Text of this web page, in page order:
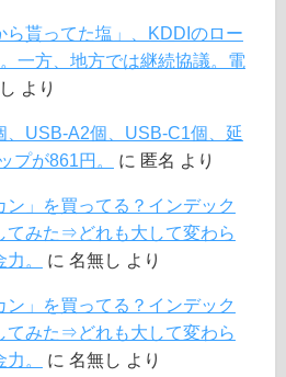
ら貰ってた塩」、KDDIのロー
一方、地方では継続協議。電
より
、USB-A2個、USB-C1個、延
プが861円。
に 匿名 より
」を買ってる？インデック
てみた⇒どれも大して変わら
。
に 名無し より
」を買ってる？インデック
てみた⇒どれも大して変わら
。
に 名無し より